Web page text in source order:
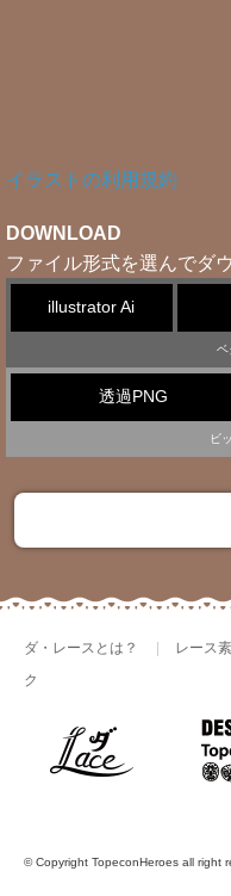
イラストの利用規約
DOWNLOAD
ファイル形式を選んでダ
illustrator Ai
ベ
透過PNG
ビ
ダ・レースとは？ レース
ク
© Copyright TopeconHeroes all right